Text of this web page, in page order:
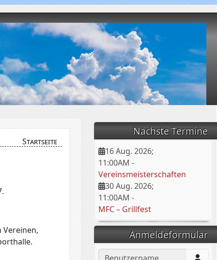
Nächste Termine
16 Aug. 2026;
11:00AM -
Vereinsmeisterschaften
30 Aug. 2026;
11:00AM -
MFC – Grillfest
Anmeldeformular
Benutzername
Startseite